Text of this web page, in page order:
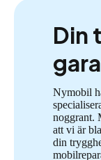
Din
Nymobil
noggrant.
att vi är
din